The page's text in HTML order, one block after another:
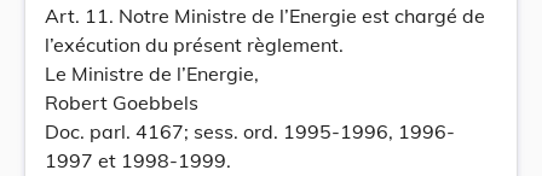
Art. 11. Notre Ministre de l’Energie est chargé de
l’exécution du présent règlement.
Le Ministre de l’Energie,
Robert Goebbels
Doc. parl. 4167; sess. ord. 1995-1996, 1996-
1997 et 1998-1999.